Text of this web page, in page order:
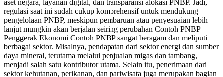
aset negara, layanan digital, dan transparansi alokasi PNBP. Jadi,
regulasi saat ini sudah cukup komprehensif untuk mendukung
pengelolaan PNBP, meskipun pembaruan atau penyesuaian lebih
lanjut mungkin akan berjalan seiring perubahan Contoh PNBP
Penggerak Ekonomi Contoh PNBP sangat beragam dan meliputi
berbagai sektor. Misalnya, pendapatan dari sektor energi dan sumber
daya mineral, terutama melalui penjualan migas dan tambang,
menjadi salah satu kontributor utama. Selain itu, penerimaan dari
sektor kehutanan, perikanan, dan pariwisata juga merupakan bagian